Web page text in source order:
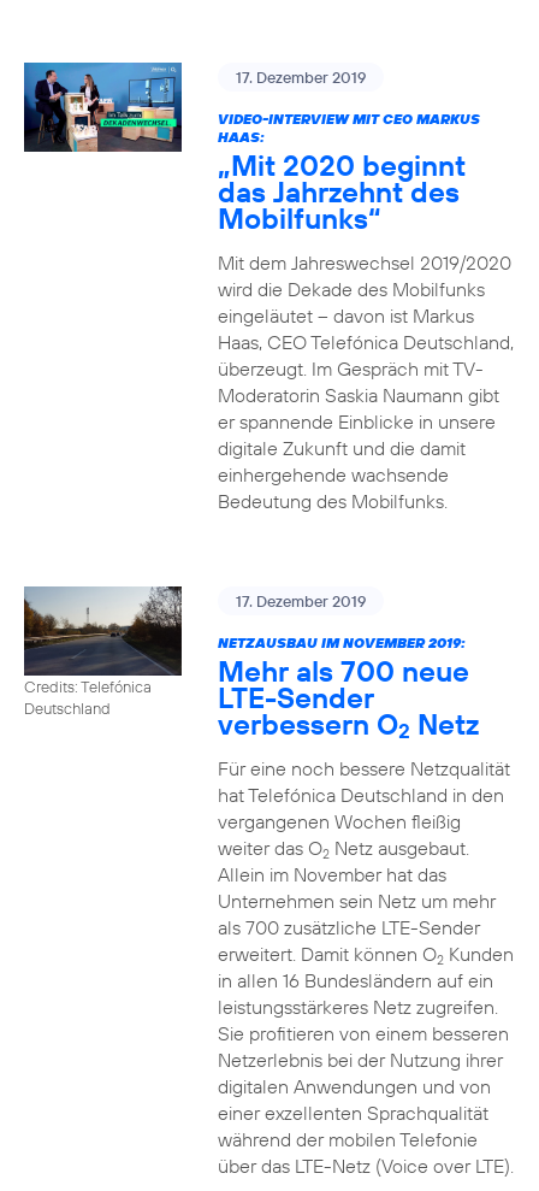
17. Dezember 2019
VIDEO-INTERVIEW MIT CEO MARKUS
HAAS:
„Mit 2020 beginnt
das Jahrzehnt des
Mobilfunks“
Mit dem Jahreswechsel 2019/2020
wird die Dekade des Mobilfunks
eingeläutet – davon ist Markus
Haas, CEO Telefónica Deutschland,
überzeugt. Im Gespräch mit TV-
Moderatorin Saskia Naumann gibt
er spannende Einblicke in unsere
digitale Zukunft und die damit
einhergehende wachsende
Bedeutung des Mobilfunks.
Credits: Telefónica
Deutschland
17. Dezember 2019
NETZAUSBAU IM NOVEMBER 2019:
Mehr als 700 neue
LTE-Sender
verbessern O2 Netz
Für eine noch bessere Netzqualität
hat Telefónica Deutschland in den
vergangenen Wochen fleißig
weiter das O2Netz ausgebaut.
Allein im November hat das
Unternehmen sein Netz um mehr
als 700 zusätzliche LTE-Sender
erweitert. Damit können O2Kunden
in allen 16 Bundesländern auf ein
leistungsstärkeres Netz zugreifen.
Sie profitieren von einem besseren
Netzerlebnis bei der Nutzung ihrer
digitalen Anwendungen und von
einer exzellenten Sprachqualität
während der mobilen Telefonie
über das LTE-Netz (Voice over LTE).